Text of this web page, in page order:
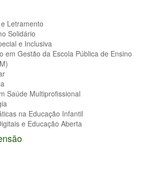
Letramento
Solidário
e Inclusiva
em Gestão da Escola Pública de Ensino
Saúde Multiprofissional
na Educação Infantil
e Educação Aberta